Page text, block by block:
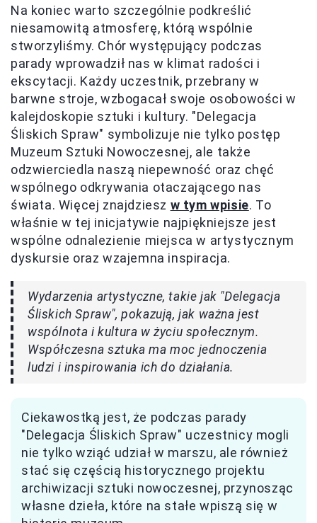
Na koniec warto szczególnie podkreślić
niesamowitą atmosferę, którą wspólnie
stworzyliśmy. Chór występujący podczas
parady wprowadził nas w klimat radości i
ekscytacji. Każdy uczestnik, przebrany w
barwne stroje, wzbogacał swoje osobowości w
kalejdoskopie sztuki i kultury. "Delegacja
Śliskich Spraw" symbolizuje nie tylko postęp
Muzeum Sztuki Nowoczesnej, ale także
odzwierciedla naszą niepewność oraz chęć
wspólnego odkrywania otaczającego nas
świata. Więcej znajdziesz w tym wpisie. To
właśnie w tej inicjatywie najpiękniejsze jest
wspólne odnalezienie miejsca w artystycznym
dyskursie oraz wzajemna inspiracja.
Wydarzenia artystyczne, takie jak "Delegacja
Śliskich Spraw", pokazują, jak ważna jest
wspólnota i kultura w życiu społecznym.
Współczesna sztuka ma moc jednoczenia
ludzi i inspirowania ich do działania.
Ciekawostką jest, że podczas parady
"Delegacja Śliskich Spraw" uczestnicy mogli
nie tylko wziąć udział w marszu, ale również
stać się częścią historycznego projektu
archiwizacji sztuki nowoczesnej, przynosząc
własne dzieła, które na stałe wpiszą się w